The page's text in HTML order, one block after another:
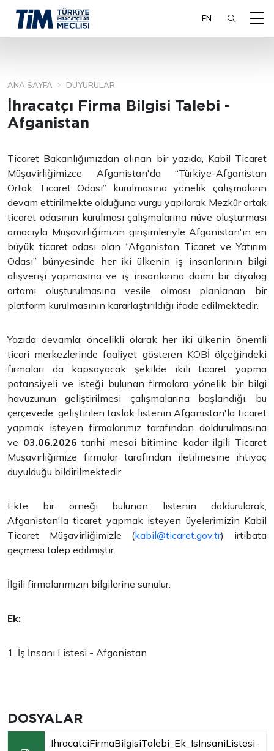
EN
ANA SAYFA DUYURULAR
İhracatçı Firma Bilgisi Talebi -
Afganistan
Ticaret Bakanlığımızdan alınan bir yazıda, Kabil Ticaret
Müşavirliğimizce Afganistan'da “Türkiye-Afganistan
Ortak Ticaret Odası” kurulmasına yönelik çalışmaların
devam ettirilmekte olduğuna vurgu yapılarak Mezkûr ortak
ticaret odasının kurulması çalışmalarına nüve oluşturması
amacıyla Müşavirliğimizin girişimleriyle Afganistan'ın en
büyük ticaret odası olan “Afganistan Ticaret ve Yatırım
Odası” bünyesinde her iki ülkenin iş insanlarının bilgi
alışverişi yapmasına ve iş insanlarına daimi bir diyalog
ortamı oluşturulmasına vesile olması planlanan bir
platform kurulmasının kararlaştırıldığı ifade edilmektedir.
Yazıda devamla; öncelikli olarak her iki ülkenin önemli
ticari merkezlerinde faaliyet gösteren KOBİ ölçeğindeki
firmaları da kapsayacak şekilde ikili ticaret yapma
potansiyeli ve isteği bulunan firmalara yönelik bir bilgi
havuzunun geliştirilmesi çalışmalarına başlandığı, bu
çerçevede, geliştirilen taslak listenin Afganistan'la ticaret
yapmak isteyen firmalarımız tarafından doldurulmasına
ve 03.06.2026 tarihi mesai bitimine kadar ilgili Ticaret
Müşavirliğimize firmalar tarafından iletilmesine ihtiyaç
duyulduğu bildirilmektedir.
Ekte bir örneği bulunan listenin doldurularak,
Afganistan'la ticaret yapmak isteyen üyelerimizin Kabil
Ticaret Müşavirliğimizle (kabil@ticaret.gov.tr) irtibata
geçmesi talep edilmiştir.
İlgili firmalarımızın bilgilerine sunulur.
Ek:
1. İş İnsanı Listesi - Afganistan
DOSYALAR
IhracatciFirmaBilgisiTalebi_Ek_IsInsaniListesi-